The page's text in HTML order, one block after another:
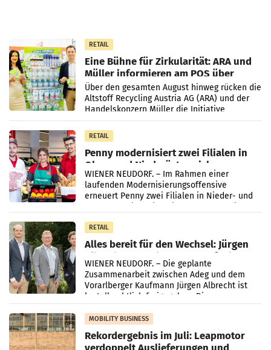
RETAIL
Eine Bühne für Zirkularität: ARA und
Müller informieren am POS über
Kreislauffähigkeit
Über den gesamten August hinweg rücken die
Altstoff Recycling Austria AG (ARA) und der
Handelskonzern Müller die Initiative
„Kreislauf-Helden“ in allen österreichischen
Müller-Filialen
RETAIL
Penny modernisiert zwei Filialen in
Ober- und Niederösterreich
WIENER NEUDORF. – Im Rahmen einer
laufenden Modernisierungsoffensive
erneuert Penny zwei Filialen in Nieder- und
RETAIL
Alles bereit für den Wechsel: Jürgen
Albrecht setzt ab 1.1.2027 auf Adeg
WIENER NEUDORF. – Die geplante
Zusammenarbeit zwischen Adeg und dem
Vorarlberger Kaufmann Jürgen Albrecht ist
kartellrechtlich freigegeben: Die
Bundeswettbewerbsbehörde und der
Bundeskartellanwalt
MOBILITY BUSINESS
Rekordergebnis im Juli: Leapmotor
verdoppelt Auslieferungen und